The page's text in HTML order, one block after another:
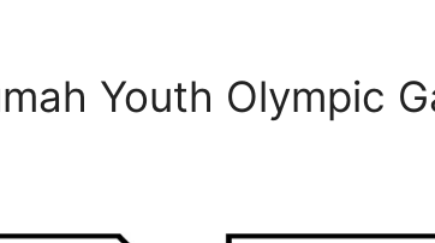
Youth Olympic